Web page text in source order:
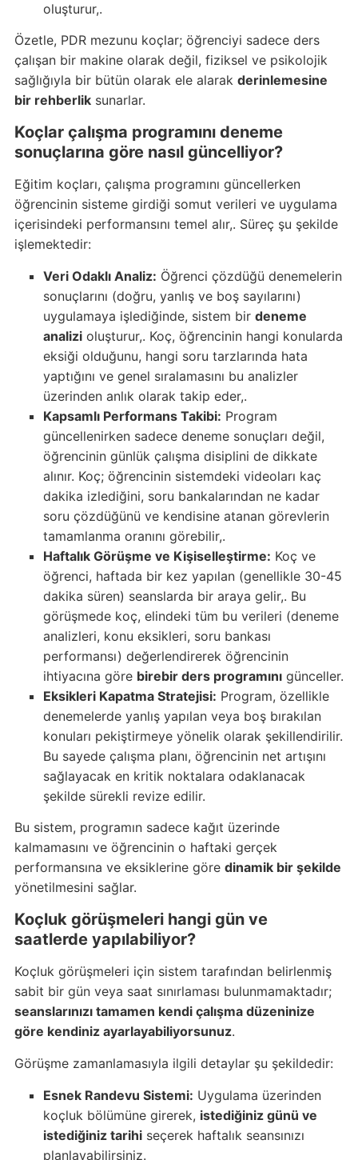
oluşturur,.
Özetle, PDR mezunu koçlar; öğrenciyi sadece ders
çalışan bir makine olarak değil, fiziksel ve psikolojik
sağlığıyla bir bütün olarak ele alarak derinlemesine
bir rehberliksunarlar.
Koçlar çalışma programını deneme
sonuçlarına göre nasıl güncelliyor?
Eğitim koçları, çalışma programını güncellerken
öğrencinin sisteme girdiği somut verileri ve uygulama
içerisindeki performansını temel alır,. Süreç şu şekilde
işlemektedir:
Veri Odaklı Analiz: Öğrenci çözdüğü denemelerin
sonuçlarını (doğru, yanlış ve boş sayılarını)
uygulamaya işlediğinde, sistem bir deneme
analizioluşturur,. Koç, öğrencinin hangi konularda
eksiği olduğunu, hangi soru tarzlarında hata
yaptığını ve genel sıralamasını bu analizler
üzerinden anlık olarak takip eder,.
Kapsamlı Performans Takibi: Program
güncellenirken sadece deneme sonuçları değil,
öğrencinin günlük çalışma disiplini de dikkate
alınır. Koç; öğrencinin sistemdeki videoları kaç
dakika izlediğini, soru bankalarından ne kadar
soru çözdüğünü ve kendisine atanan görevlerin
tamamlanma oranını görebilir,.
Haftalık Görüşme ve Kişiselleştirme: Koç ve
öğrenci, haftada bir kez yapılan (genellikle 30-45
dakika süren) seanslarda bir araya gelir,. Bu
görüşmede koç, elindeki tüm bu verileri (deneme
analizleri, konu eksikleri, soru bankası
performansı) değerlendirerek öğrencinin
ihtiyacına göre birebir ders programınıgünceller.
Eksikleri Kapatma Stratejisi: Program, özellikle
denemelerde yanlış yapılan veya boş bırakılan
konuları pekiştirmeye yönelik olarak şekillendirilir.
Bu sayede çalışma planı, öğrencinin net artışını
sağlayacak en kritik noktalara odaklanacak
şekilde sürekli revize edilir.
Bu sistem, programın sadece kağıt üzerinde
kalmamasını ve öğrencinin o haftaki gerçek
performansına ve eksiklerine göre dinamik bir şekilde
yönetilmesini sağlar.
Koçluk görüşmeleri hangi gün ve
saatlerde yapılabiliyor?
Koçluk görüşmeleri için sistem tarafından belirlenmiş
sabit bir gün veya saat sınırlaması bulunmamaktadır;
seanslarınızı tamamen kendi çalışma düzeninize
göre kendiniz ayarlayabiliyorsunuz.
Görüşme zamanlamasıyla ilgili detaylar şu şekildedir:
Esnek Randevu Sistemi: Uygulama üzerinden
koçluk bölümüne girerek, istediğiniz günü ve
istediğiniz tarihiseçerek haftalık seansınızı
planlayabilirsiniz.